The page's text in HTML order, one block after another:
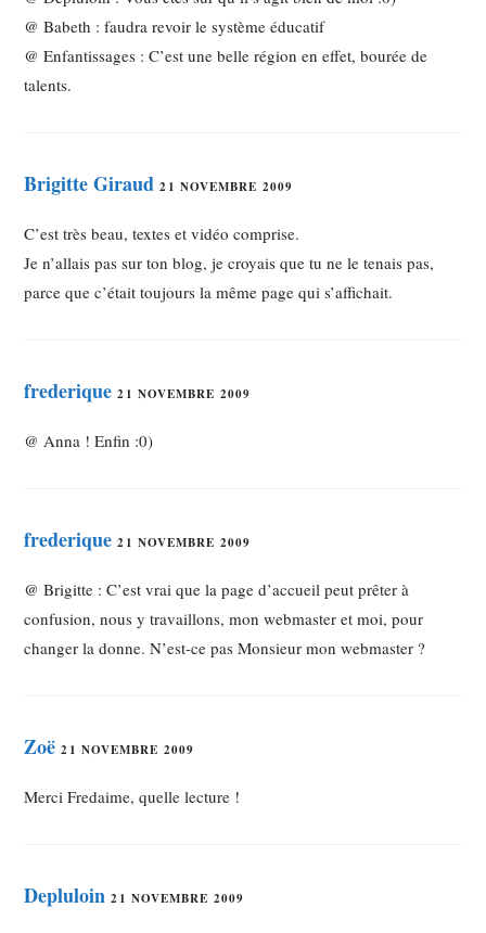
@ Babeth : faudra revoir le système éducatif
@ Enfantissages : C’est une belle région en effet, bourée de
talents.
Brigitte Giraud 21 NOVEMBRE 2009
C’est très beau, textes et vidéo comprise.
Je n’allais pas sur ton blog, je croyais que tu ne le tenais pas,
parce que c’était toujours la même page qui s’affichait.
frederique 21 NOVEMBRE 2009
@ Anna ! Enfin :0)
frederique 21 NOVEMBRE 2009
@ Brigitte : C’est vrai que la page d’accueil peut prêter à
confusion, nous y travaillons, mon webmaster et moi, pour
changer la donne. N’est-ce pas Monsieur mon webmaster ?
Zoë 21 NOVEMBRE 2009
Merci Fredaime, quelle lecture !
Depluloin 21 NOVEMBRE 2009